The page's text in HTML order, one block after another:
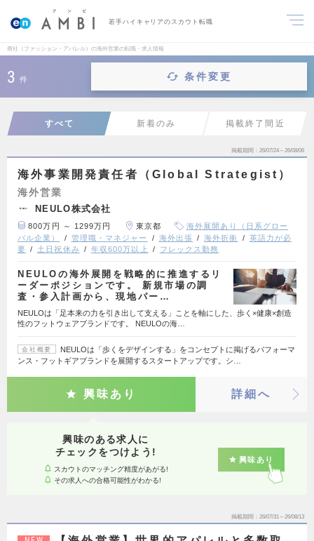
若手ハイキャリアのスカウト転職
商社（ファッション・アパレル）の海外営業の転職・求人情報
3 件 条件変更
すべて 新着のみ 掲載終了間近
掲載期間 26/07/24～26/08/06
海外事業開発責任者（Global Strategist）
海外営業
NEULO株式会社
800万円 ～ 1299万円 東京都
海外展開あり（日系グロー
バル企業）
管理職・マネジャー 海外出張 海外折衝
英語力が必
要
土日祝休み 年収600万以上 フレックス勤務
NEULOの海外展開を戦略的に推進するリ
ーダーポジションです。 新規市場の調
査・参入計画から、現地パー…
NEULOは「足本来の力を引き出して支える」ことを軸にした、歩く×健康×創造
性のフットウェアブランドです。 NEULOの海…
会社概要
NEULOは「歩くをデザインする」をコンセプトに掲げるパフォーマ
ンス・フットギアブランドを展開するスタートアップです。シ…
興味あり 詳細へ
興味のある求人に
チェックをつけよう!
スカウトのマッチング精度があがる!
その求人への合格可能性がわかる!
興味あり
掲載期間 26/07/31～26/08/13